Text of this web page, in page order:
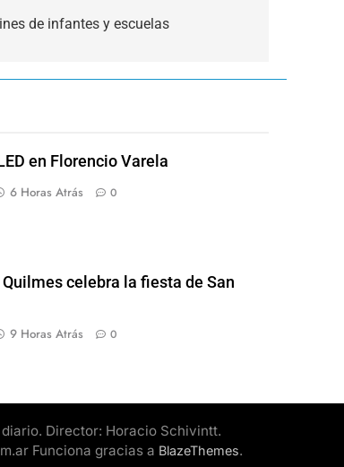
de infantes y escuelas
en Florencio Varela
6 Horas Atrás 0
Quilmes celebra la fiesta de San
9 Horas Atrás 0
Director: Horacio Schivintt.
Funciona gracias a BlazeThemes.